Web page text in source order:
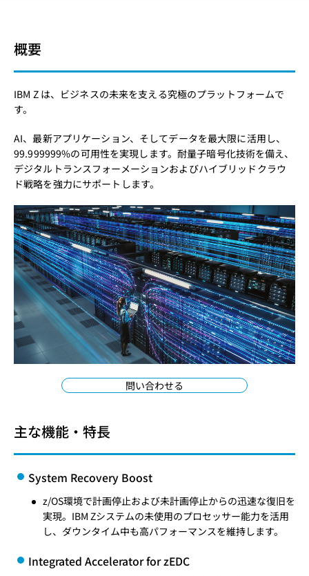
概要
IBM Z は、ビジネスの未来を支える究極のプラットフォームで
す。
AI、最新アプリケーション、そしてデータを最大限に活用し、
99.999999%の可用性を実現します。耐量子暗号化技術を備え、
デジタルトランスフォーメーションおよびハイブリッドクラウ
ド戦略を強力にサポートします。
問い合わせる
主な機能・特長
System Recovery Boost
z/OS環境で計画停止および未計画停止からの迅速な復旧を
実現。IBM Zシステムの未使用のプロセッサー能力を活用
し、ダウンタイム中も高パフォーマンスを維持します。
Integrated Accelerator for zEDC